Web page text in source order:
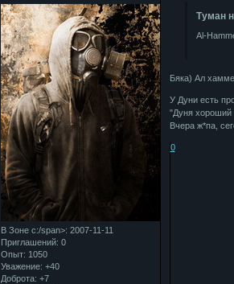
В Зоне с:/span>: 2007-11-11
Приглашений: 0
Опыт: 1050
Уважение: +40
Доброта: +7
Туман
Al-
Бяка) Ал
У Дуни есть
"Дуня хороший
Вчера ж*па,
0